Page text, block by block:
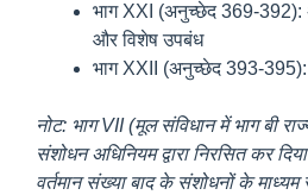
भाग XXI (अनुच्छेद 369-
और विशेष उपबंध
भाग XXII (अनुच्छेद 393-395):
नोट: भाग VII (मूल संविधान में भाग बी
संशोधन अधिनियम द्वारा निरसित कर
वर्तमान संख्या बाद के संशोधनों के